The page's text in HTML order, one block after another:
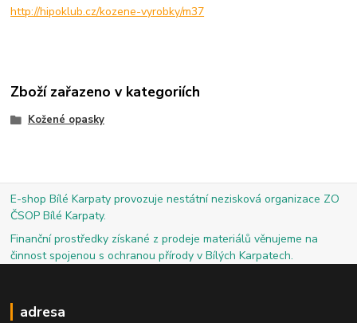
http://hipoklub.cz/kozene-vyrobky/m37
Zboží zařazeno v kategoriích
Kožené opasky
E-shop Bílé Karpaty provozuje nestátní nezisková organizace ZO
ČSOP Bílé Karpaty.
Finanční prostředky získané z prodeje materiálů věnujeme na
činnost spojenou s ochranou přírody v Bílých Karpatech.
adresa